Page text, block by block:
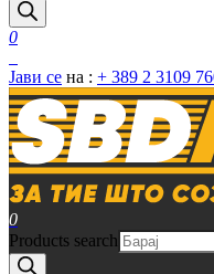
0
Јави се на : + 389 2 3109
0
Products search